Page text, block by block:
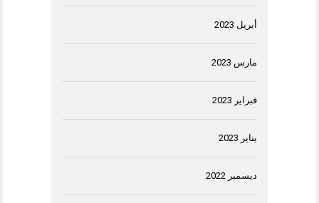
أبريل 2023
مارس 2023
فبراير 2023
يناير 2023
ديسمبر 2022